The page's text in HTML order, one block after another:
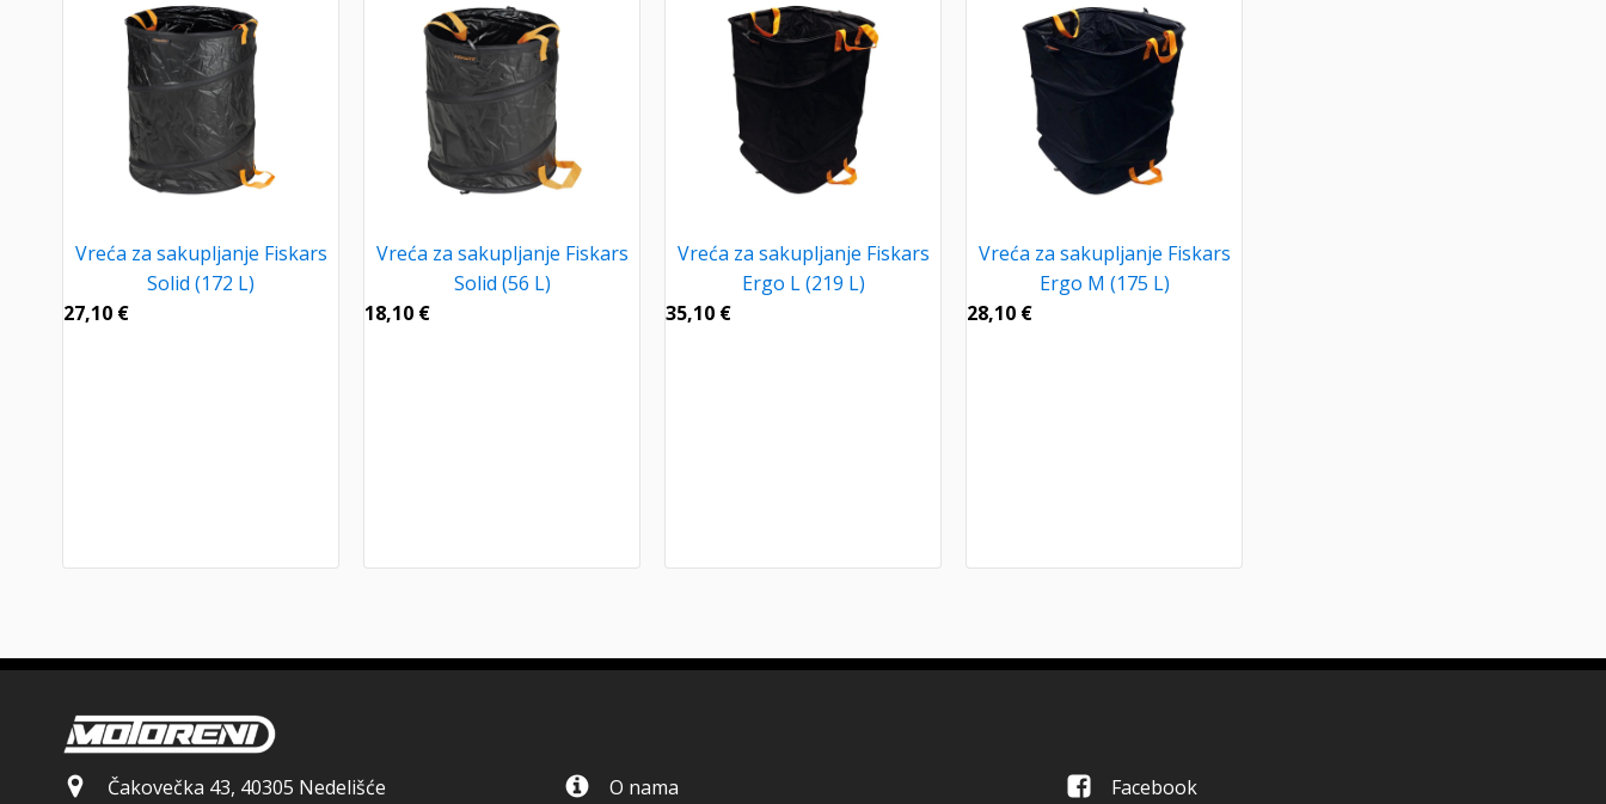
Vreća za sakupljanje Fiskars
Solid (172 L)
27,10 €
Vreća za sakupljanje Fiskars
Solid (56 L)
18,10 €
Vreća za sakupljanje Fiskars
Ergo L (219 L)
35,10 €
Vreća za sakupljanje Fiskars
Ergo M (175 L)
28,10 €
Čakovečka 43, 40305 Nedelišće O nama Facebook